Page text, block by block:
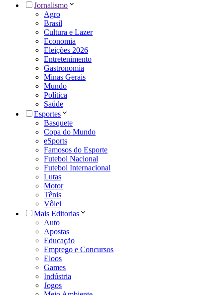
Jornalismo
Agro
Brasil
Cultura e Lazer
Economia
Eleições 2026
Entretenimento
Gastronomia
Minas Gerais
Mundo
Política
Saúde
Esportes
Basquete
Copa do Mundo
eSports
Famosos do Esporte
Futebol Nacional
Futebol Internacional
Lutas
Motor
Tênis
Vôlei
Mais Editorias
Auto
Apostas
Educação
Emprego e Concursos
Eloos
Games
Indústria
Jogos